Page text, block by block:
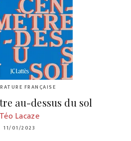
FRANÇAISE
au-dessus du sol
Téo Lacaze
11/01/2023